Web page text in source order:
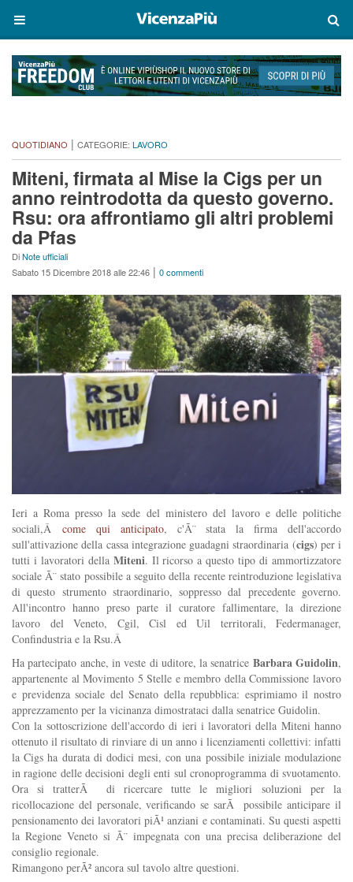
QUOTIDIANO | CATEGORIE: LAVORO
Miteni, firmata al Mise la Cigs per un
anno reintrodotta da questo governo.
Rsu: ora affrontiamo gli altri problemi
da Pfas
DiNote ufficiali
Sabato 15 Dicembre 2018 alle 22:46 | 0 commenti
Ieri a Roma presso la sede del ministero del lavoro e delle politiche
sociali,Â come qui anticipato, c'Ã¨ stata la firma dell'accordo
sull'attivazione della cassa integrazione guadagni straordinaria (cigs) per i
tutti i lavoratori della Miteni. Il ricorso a questo tipo di ammortizzatore
sociale Ã¨ stato possibile a seguito della recente reintroduzione legislativa
di questo strumento straordinario, soppresso dal precedente governo.
All'incontro hanno preso parte il curatore fallimentare, la direzione
lavoro del Veneto, Cgil, Cisl ed Uil territorali, Federmanager,
Confindustria e la Rsu.Â
Ha partecipato anche, in veste di uditore, la senatrice Barbara Guidolin,
appartenente al Movimento 5 Stelle e membro della Commissione lavoro
e previdenza sociale del Senato della repubblica: esprimiamo il nostro
apprezzamento per la vicinanza dimostrataci dalla senatrice Guidolin.
Con la sottoscrizione dell'accordo di ieri i lavoratori della Miteni hanno
ottenuto il risultato di rinviare di un anno i licenziamenti collettivi: infatti
la Cigs ha durata di dodici mesi, con una possibile iniziale modulazione
in ragione delle decisioni degli enti sul cronoprogramma di svuotamento.
Ora si tratterÃ di ricercare tutte le migliori soluzioni per la
ricollocazione del personale, verificando se sarÃ possibile anticipare il
pensionamento dei lavoratori piÃ¹ anziani e contaminati. Su questi aspetti
la Regione Veneto si Ã¨ impegnata con una precisa deliberazione del
consiglio regionale.
Rimangono perÃ² ancora sul tavolo altre questioni.